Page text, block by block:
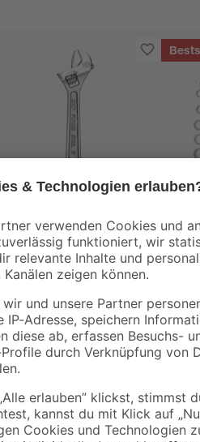
B1
Rollgabelschlüssel
Stahl Ø 1,8 x 15 cm
7,99
B1